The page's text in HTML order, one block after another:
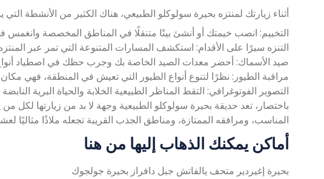
أثناء زيارتك لمنتزه بحيرة سولوكلو الطبيعي، هناك الكثير من الأنشطة
التخييم: انصب خيمتك أو أنشئ بيتًا متنقلًا في المناطق المخصصة وانغمس
التنزه سيرًا على الأقدام: استكشف المسارات المتنوعة التي تمر عبر
صيد الأسماك: أحضر معدات الصيد الخاصة بك وجرب حظك في اصطياد أنواع
مراقبة الطيور: نظرًا لتنوع أنواع الطيور التي تعيش في المنطقة، فهي
التصوير الفوتوغرافي: التقط المناظر الطبيعية الخلابة والحياة البرية
باختصار، تعد حديقة بحيرة سولوكلو الطبيعية وجهة لا بد من زيارتها لكل
المناسب، ومرافقه الممتازة، ومناطق الجذب القريبة تجعله ملاذًا مثاليًا
أماكن يمكنك الذهاب إليها من هنا
بحيرة إغيردير متحف يالفاتش جبل دافراز بحيرة جولجوك